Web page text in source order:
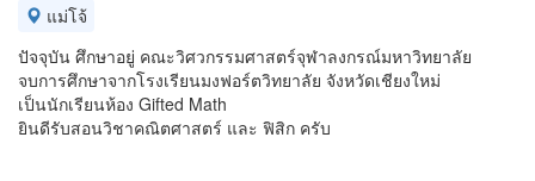
แม่โจ้
ปัจจุบัน ศึกษาอยู่ คณะวิศวกรรมศาสตร์จุฬาลงกรณ์มหาวิทยาลัย
จบการศึกษาจากโรงเรียนมงฟอร์ตวิทยาลัย จังหวัดเชียงใหม่
เป็นนักเรียนห้อง Gifted Math
ยินดีรับสอนวิชาคณิตศาสตร์ และ ฟิสิก ครับ